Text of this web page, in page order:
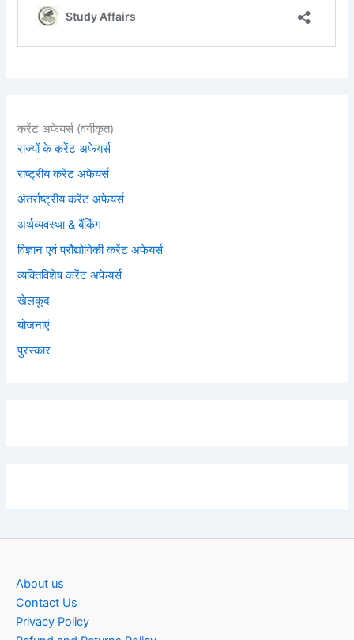
करेंट अफेयर्स (वर्गीकृत)
राज्यों के करेंट अफेयर्स
राष्ट्रीय करेंट अफेयर्स
अंतर्राष्ट्रीय करेंट अफेयर्स
अर्थव्यवस्था & बैंकिंग
विज्ञान एवं प्रौद्योगिकी करेंट अफेयर्स
व्यक्तिविशेष करेंट अफेयर्स
खेलकूद
योजनाएं
पुरस्कार
About us
Contact Us
Privacy Policy